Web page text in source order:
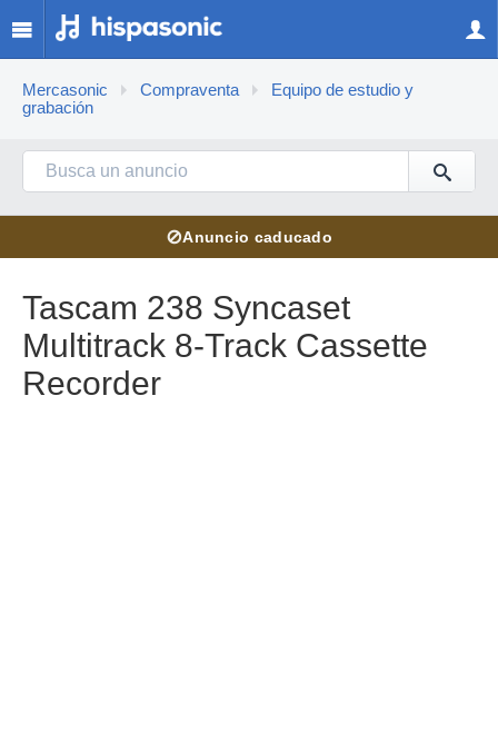
Mercasonic Compraventa
Equipo de estudio y
grabación
⊘Anuncio caducado
Tascam 238 Syncaset
Multitrack 8-Track Cassette
Recorder